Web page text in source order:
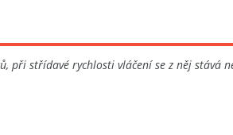
při střídavé rychlosti vláčení se z něj stává